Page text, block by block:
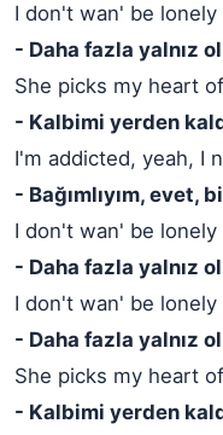
I don't wan' be lonely
- Daha fazla yalnız
She picks my heart
- Kalbimi yerden
I'm addicted, yeah, I
- Bağımlıyım, evet,
I don't wan' be lonely
- Daha fazla yalnız
I don't wan' be lonely
- Daha fazla yalnız
She picks my heart
- Kalbimi yerden